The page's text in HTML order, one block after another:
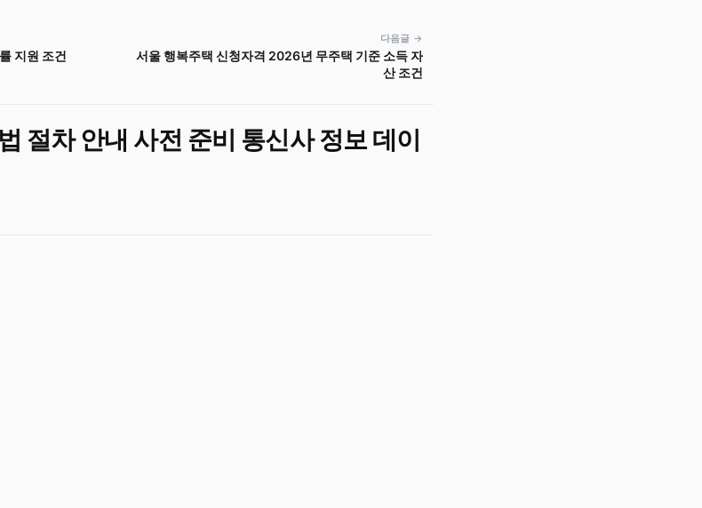
지원 조건
다음글 →
서울 행복주택 신청자격 2026년 무주택 기준 소득 자
산 조건
절차 안내 사전 준비 통신사 정보 데이